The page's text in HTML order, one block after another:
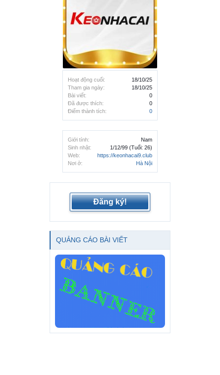
Hoạt động cuối:
18/10/25
Tham gia ngày:
18/10/25
Bài viết:
0
Đã được thích:
0
Điểm thành tích:
0
Giới tính:
Nam
Sinh nhật:
1/12/99 (Tuổi: 26)
Web:
https://keonhacai9.club
Nơi ở:
Hà Nội
Đăng ký!
QUẢNG CÁO BÀI VIẾT